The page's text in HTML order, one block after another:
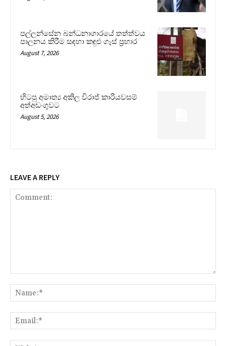
පල්ලන්සේන බන්ධනාගාරයේ තත්ත්වය
පාලනය කිරීම සඳහා කඳුළු ගෑස් ප්‍රහාර
August 7, 2026
හිටපු අමාත්‍ය අකිල විරාජ් කාරියවසම්
අත්අඩංගුවට
August 5, 2026
LEAVE A REPLY